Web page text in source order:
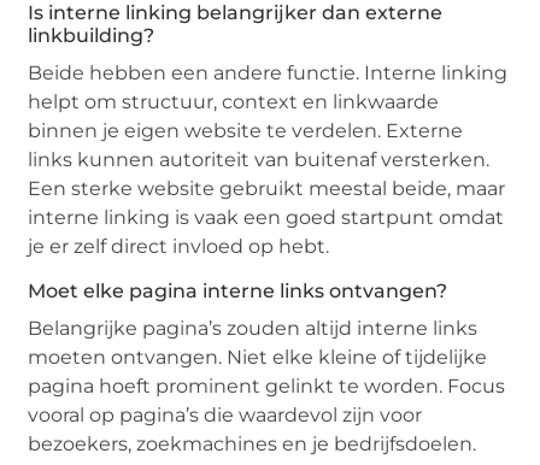
Is interne linking belangrijker dan externe
linkbuilding?
Beide hebben een andere functie. Interne linking
helpt om structuur, context en linkwaarde
binnen je eigen website te verdelen. Externe
links kunnen autoriteit van buitenaf versterken.
Een sterke website gebruikt meestal beide, maar
interne linking is vaak een goed startpunt omdat
je er zelf direct invloed op hebt.
Moet elke pagina interne links ontvangen?
Belangrijke pagina’s zouden altijd interne links
moeten ontvangen. Niet elke kleine of tijdelijke
pagina hoeft prominent gelinkt te worden. Focus
vooral op pagina’s die waardevol zijn voor
bezoekers, zoekmachines en je bedrijfsdoelen.